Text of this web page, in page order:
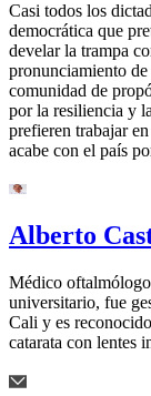
Casi todos los
democrática que
develar la trampa
pronunciamiento de
comunidad de
por la resiliencia y
prefieren trabajar
acabe con el país
Alberto
Médico
universitario, fue
Cali y es
catarata con lentes